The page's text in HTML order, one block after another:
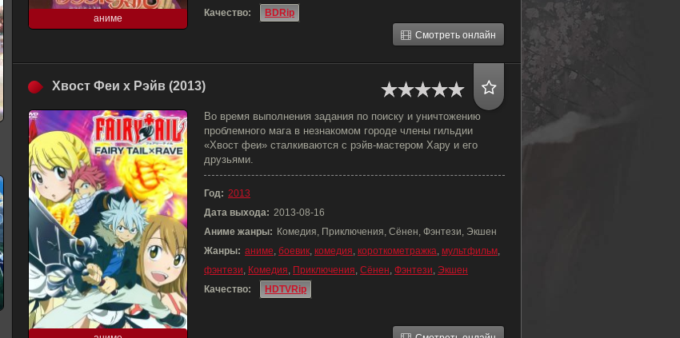
аниме
Качество:
BDRip
Смотреть онлайн
Хвост Феи x Рэйв (2013)
Во время выполнения задания по поиску и уничтожению
проблемного мага в незнакомом городе члены гильдии
«Хвост феи» сталкиваются с рэйв-мастером Хару и его
друзьями.
Год: 2013
Дата выхода: 2013-08-16
Аниме жанры: Комедия, Приключения, Сёнен, Фэнтези, Экшен
Жанры: аниме, боевик, комедия, короткометражка, мультфильм,
фэнтези, Комедия, Приключения, Сёнен, Фэнтези, Экшен
Качество:
HDTVRip